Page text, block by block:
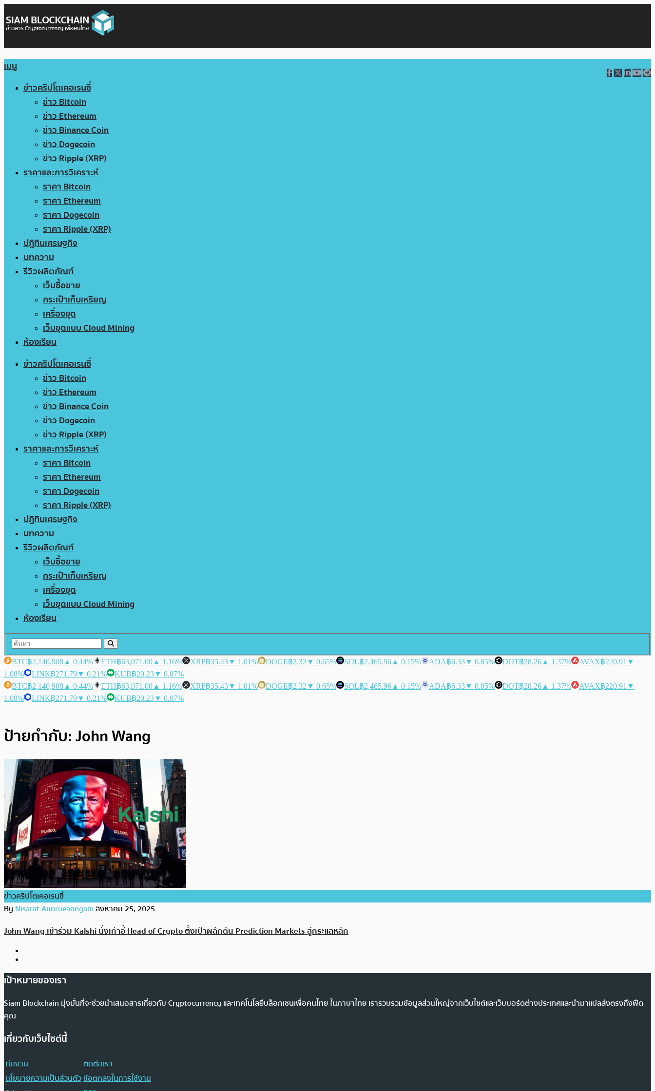
เมนู
ข่าวคริปโตเคอเรนซี่
ข่าว Bitcoin
ข่าว Ethereum
ข่าว Binance Coin
ข่าว Dogecoin
ข่าว Ripple (XRP)
ราคาและการวิเคราะห์
ราคา Bitcoin
ราคา Ethereum
ราคา Dogecoin
ราคา Ripple (XRP)
ปฏิทินเศรษฐกิจ
บทความ
รีวิวผลิตภัณฑ์
เว็บซื้อขาย
กระเป๋าเก็บเหรียญ
เครื่องขุด
เว็บขุดแบบ Cloud Mining
ห้องเรียน
ข่าวคริปโตเคอเรนซี่
ข่าว Bitcoin
ข่าว Ethereum
ข่าว Binance Coin
ข่าว Dogecoin
ข่าว Ripple (XRP)
ราคาและการวิเคราะห์
ราคา Bitcoin
ราคา Ethereum
ราคา Dogecoin
ราคา Ripple (XRP)
ปฏิทินเศรษฐกิจ
บทความ
รีวิวผลิตภัณฑ์
เว็บซื้อขาย
กระเป๋าเก็บเหรียญ
เครื่องขุด
เว็บขุดแบบ Cloud Mining
ห้องเรียน
BTC฿2,140,908 ▲ 0.44% ETH฿63,071.00 ▲ 1.16% XRP฿35.43▼ 1.01% DOGE฿2.32 ▼ 0.65% SOL฿2,465.96 ▲ 0.15% ADA฿6.33▼ 0.85% DOT฿28.26 ▲ 1.37% AVAX฿220.91 ▼
1.08%
LINK฿271.79▼ 0.21% KUB฿20.23▼ 0.07%
BTC฿2,140,908 ▲ 0.44% ETH฿63,071.00 ▲ 1.16% XRP฿35.43▼ 1.01% DOGE฿2.32 ▼ 0.65% SOL฿2,465.96 ▲ 0.15% ADA฿6.33▼ 0.85% DOT฿28.26 ▲ 1.37% AVAX฿220.91 ▼
1.08%
LINK฿271.79▼ 0.21% KUB฿20.23▼ 0.07%
ป้ายกำกับ:John Wang
ข่าวคริปโตเคอเรนซี่
ByNisarat Aunrueanngamสิงหาคม 25, 2025
John Wang เข้าร่วม Kalshi นั่งเก้าอี้ Head of Crypto ตั้งเป้าผลักดัน Prediction Markets สู่กระแสหลัก
เป้าหมายของเรา
Siam Blockchain มุ่งมั่นที่จะช่วยนำเสนอสารเกี่ยวกับ Cryptocurrency และเทคโนโลยีบล็อกเชนเพื่อคนไทย ในภาษาไทย เรารวบรวมข้อมูลส่วนใหญ่จากเว็บไซต์และเว็บบอร์ดต่างประเทศและนำมาแปลส่งตรงถึงฟีด
คุณ
เกี่ยวกับเว็บไซต์นี้
ทีมงาน
ติดต่อเรา
นโยบายความเป็นส่วนตัวข้อตกลงในการใช้งาน